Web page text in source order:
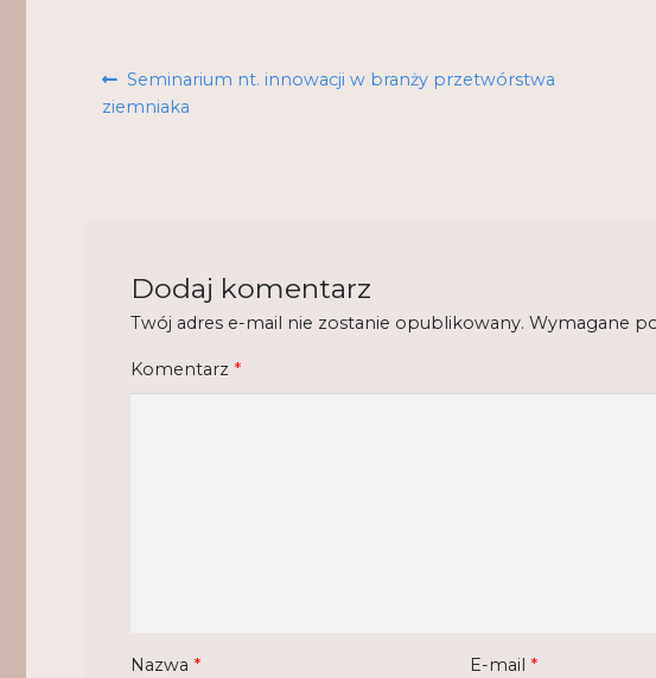
Nawigacja
wpisu
Poprzedni
wpis:
Seminarium nt. innowacji w branży przetwórstwa
ziemniaka
Dodaj komentarz
Twój adres e-mail nie zostanie opublikowany. Wymagane
Komentarz *
Nazwa * E-mail *